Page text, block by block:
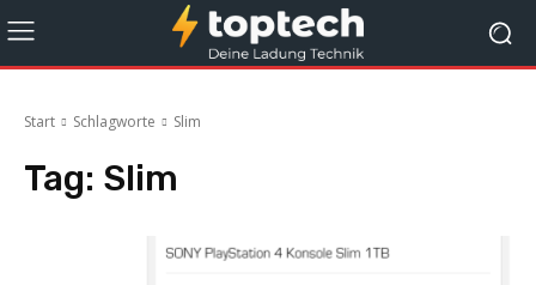
Start Schlagworte Slim
Tag: Slim